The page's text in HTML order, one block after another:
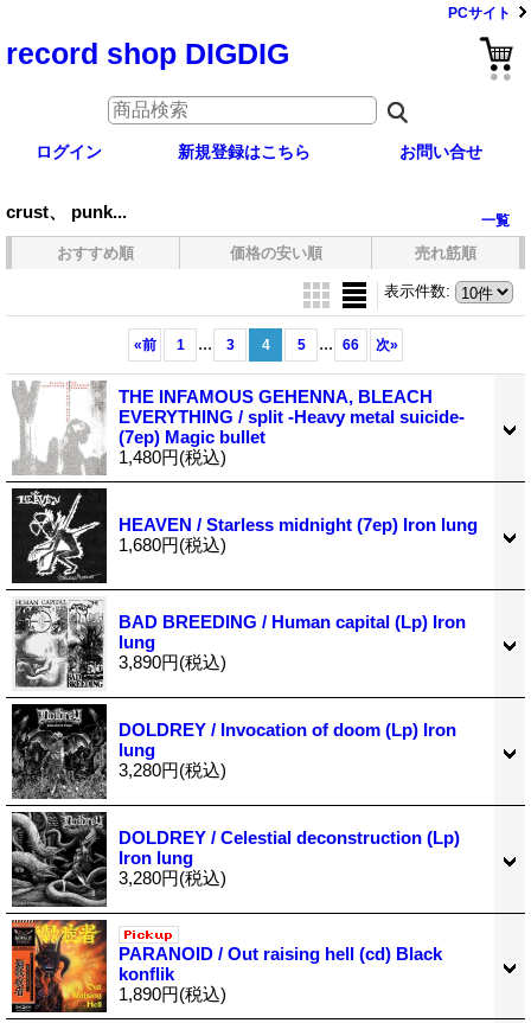
PCサイト
record shop DIGDIG
ログイン 新規登録はこちら お問い合せ
crust、 punk... 一覧
おすすめ順 価格の安い順 売れ筋順
表示件数:
«前 1 ... 3 4 5 ... 66 次»
THE INFAMOUS GEHENNA, BLEACH
EVERYTHING / split -Heavy metal suicide-
(7ep) Magic bullet
1,480円(税込)
HEAVEN / Starless midnight (7ep) Iron lung
1,680円(税込)
BAD BREEDING / Human capital (Lp) Iron
lung
3,890円(税込)
DOLDREY / Invocation of doom (Lp) Iron
lung
3,280円(税込)
DOLDREY / Celestial deconstruction (Lp)
Iron lung
3,280円(税込)
PARANOID / Out raising hell (cd) Black
konflik
1,890円(税込)